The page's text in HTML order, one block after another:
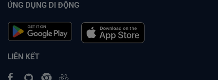
ỨNG DỤNG DI ĐỘNG
LIÊN KẾT